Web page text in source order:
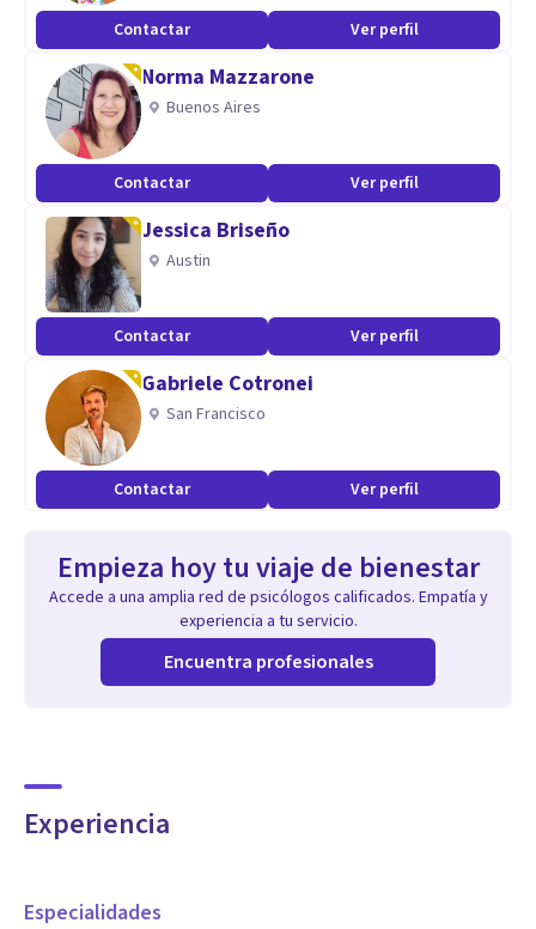
Creo en la belleza de las grietas y en la fuerza que nace en
quienes, rotos, eligen volver a empezar.
Contactar Ver perfil
Norma Mazzarone
Buenos Aires
Contactar Ver perfil
Jessica Briseño
Austin
Contactar Ver perfil
Gabriele Cotronei
San Francisco
Contactar Ver perfil
Empieza hoy tu viaje de bienestar
Accede a una amplia red de psicólogos calificados. Empatía y
experiencia a tu servicio.
Encuentra profesionales
Experiencia
Especialidades